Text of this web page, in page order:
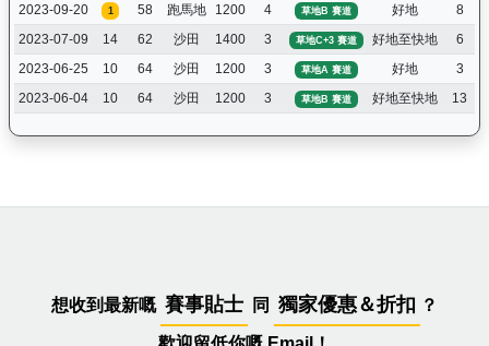
2023-09-20
1 58 跑馬地 1200 4 草地B 賽道 好地 8
2023-07-09
14 62 沙田 1400 3 草地C+3 賽道 好地至快地 6
2023-06-25
10 64 沙田 1200 3 草地A 賽道 好地 3
2023-06-04
10 64 沙田 1200 3 草地B 賽道 好地至快地 13
想收到最新嘅 賽事貼士 同 獨家優惠＆折扣 ？